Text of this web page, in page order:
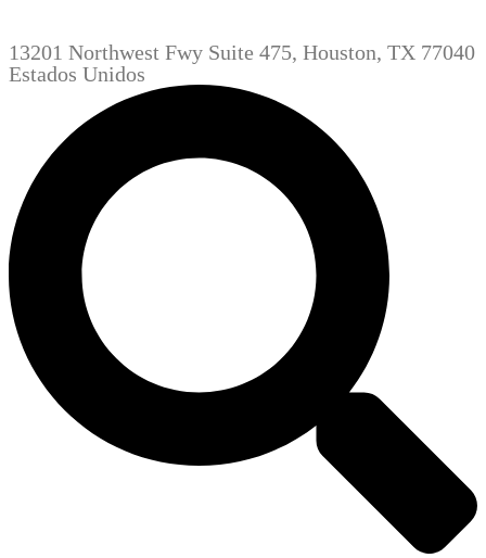
13201 Northwest Fwy Suite 475, Houston, TX 77040
Estados Unidos